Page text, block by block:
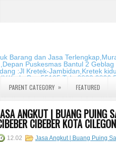
Barang dan Jasa
Puskesmas Bantul 2
:Jl Kretek-Jambidan,Kretek
Pos:55195 Telp:0823 2826
PARENT CATEGORY » FEATURED
ANGKUT | BUANG PUING
CIBEBER KOTA
12.02
Jasa Angkut | Buang Puing